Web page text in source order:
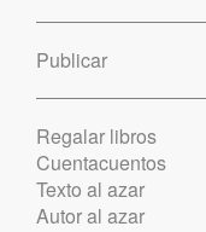
Publicar
Regalar libros
Cuentacuentos
Texto al azar
Autor al azar